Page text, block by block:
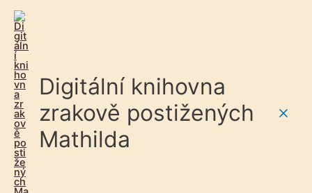
Digitální knihovna
zrakově postižených
Mathilda